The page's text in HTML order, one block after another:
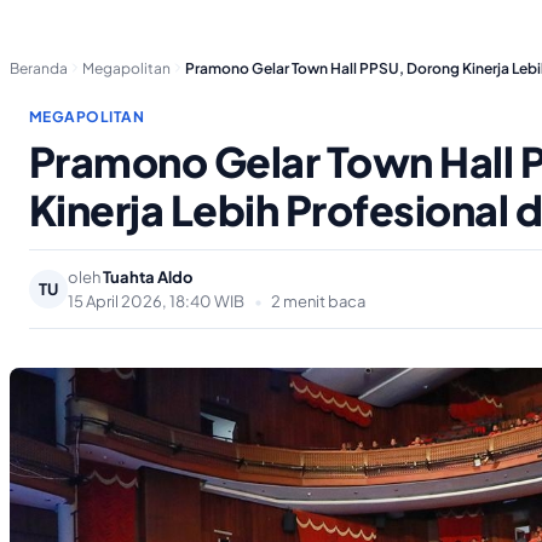
Beranda Megapolitan Pramono Gelar Town Hall PPSU, Dorong Kinerja
MEGAPOLITAN
Pramono Gelar Town Hall
Kinerja Lebih Profesional
TU
olehTuahta Aldo
15 April 2026, 18:40 WIB
• 2 menit baca